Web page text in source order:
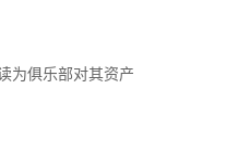
为俱乐部对其资产